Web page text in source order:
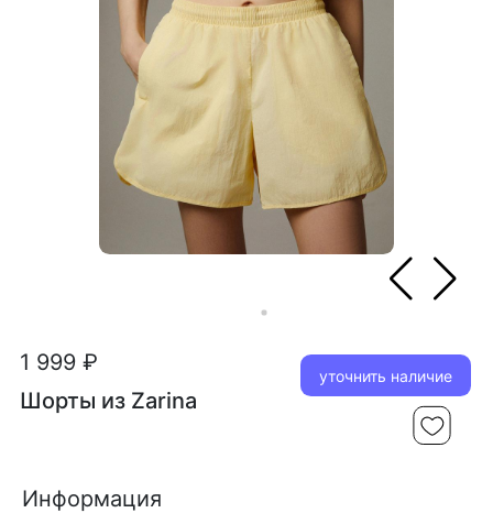
1 999 ₽
Шорты из Zarina
уточнить наличие
Информация